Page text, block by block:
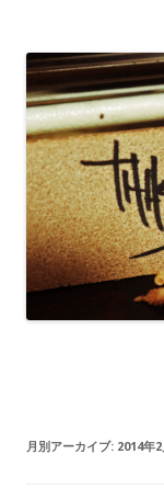
月別アーカイブ: 2014年2